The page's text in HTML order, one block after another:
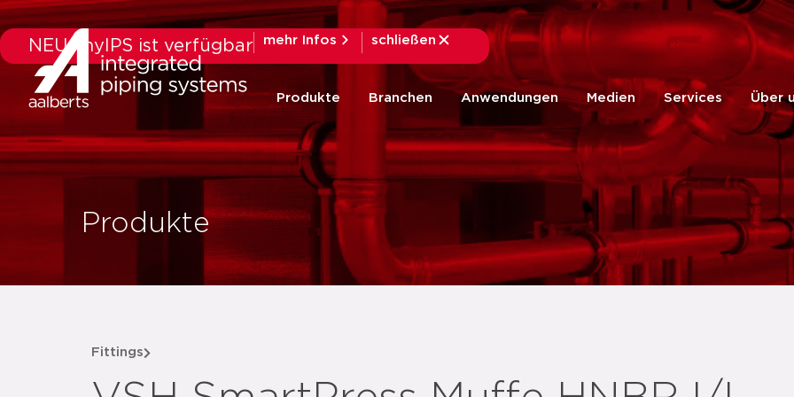
NEU: myIPS ist verfügbar mehr Infos
schließen
schließen
Produkte Branchen Anwendungen Medien Services Über
Produkte
Fittings